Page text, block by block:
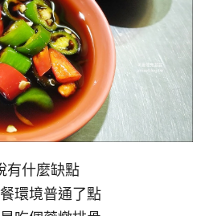
有什麼缺點
環境普通了點